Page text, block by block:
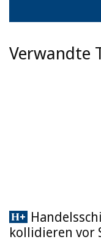
Verwandte
kollidieren vor